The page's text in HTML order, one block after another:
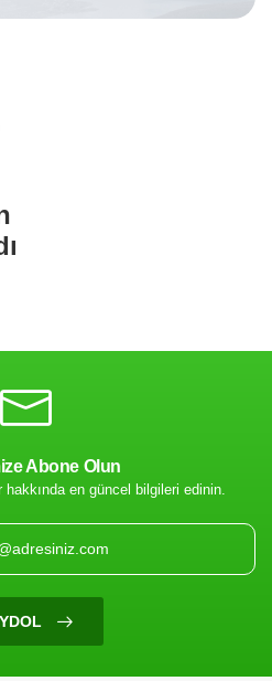
Uygun
Abone Olun
hakkında en güncel bilgileri edinin.